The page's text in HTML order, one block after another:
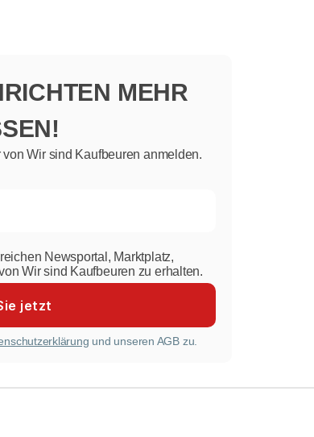
MEHR
Wir sind Kaufbeuren anmelden.
Newsportal, Marktplatz,
Wir sind Kaufbeuren zu erhalten.
und unseren AGB zu.